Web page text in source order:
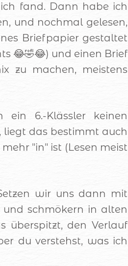
fand. Dann habe ich
und nochmal gelesen,
Briefpapier gestaltet
😂🤣😂) und einen Brief
zu machen, meistens
6.-Klässler keinen
liegt das bestimmt auch
"in" ist (Lesen meist
wir uns dann mit
schmökern in alten
überspitzt, den Verlauf
du verstehst, was ich